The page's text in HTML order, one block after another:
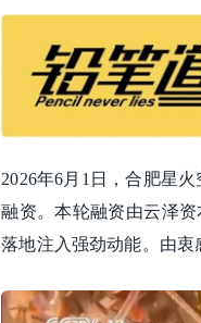
2026年6月1日，合肥星
融资。本轮融资由云泽
落地注入强劲动能。由衷